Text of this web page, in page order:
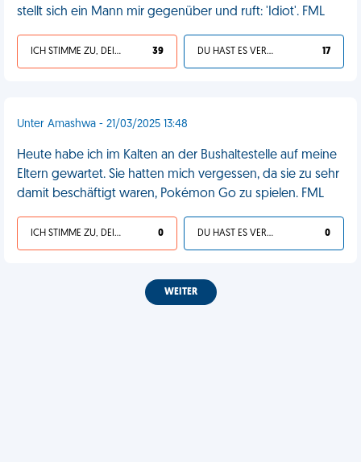
stellt sich ein Mann mir gegenüber und ruft: 'Idiot'. FML
ICH STIMME ZU, DEIN LEBEN IST SCHEISSE 39 DU HAST ES VERDIENT 17
Unter Amashwa - 21/03/2025 13:48
Heute habe ich im Kalten an der Bushaltestelle auf meine
Eltern gewartet. Sie hatten mich vergessen, da sie zu sehr
damit beschäftigt waren, Pokémon Go zu spielen. FML
ICH STIMME ZU, DEIN LEBEN IST SCHEISSE 0 DU HAST ES VERDIENT 0
WEITER